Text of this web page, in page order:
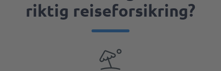
riktig reiseforsikring?